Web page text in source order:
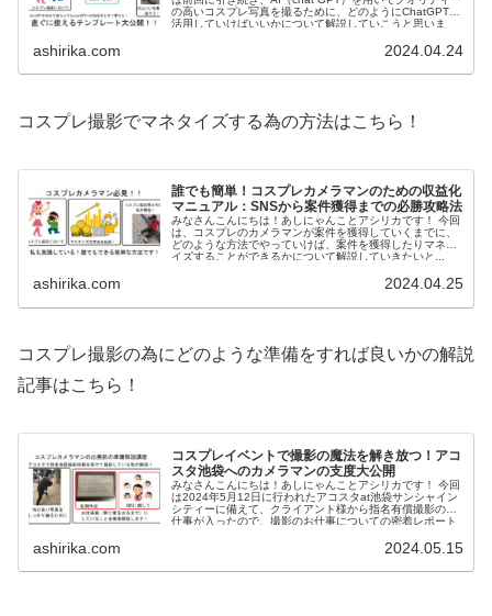
の高いコスプレ写真を撮るために、どのようにChatGPTを
活用していけばいいかについて解説していこうと思いま
ashirika.com 2024.04.24
コスプレ撮影でマネタイズする為の方法はこちら！
誰でも簡単！コスプレカメラマンのための収益化
マニュアル：SNSから案件獲得までの必勝攻略法
みなさんこんにちは！あしにゃんことアシリカです！ 今回
は、コスプレのカメラマンが案件を獲得していくまでに、
どのような方法でやっていけば、案件を獲得したりマネタ
イズすることができるかについて解説していきたいと...
ashirika.com 2024.04.25
コスプレ撮影の為にどのような準備をすれば良いかの解説
記事はこちら！
コスプレイベントで撮影の魔法を解き放つ！アコ
スタ池袋へのカメラマンの支度大公開
みなさんこんにちは！あしにゃんことアシリカです！ 今回
は2024年5月12日に行われたアコスタat池袋サンシャイン
シティーに備えて、クライアント様から指名有償撮影のお
仕事が入ったので、撮影のお仕事についての密着レポート
ashirika.com 2024.05.15